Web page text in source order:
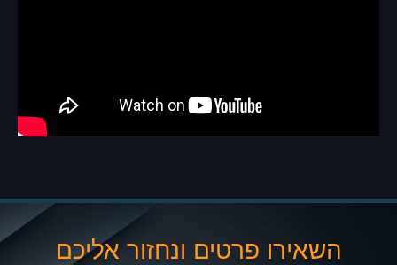
השאירו פרטים ונחזור אליכם